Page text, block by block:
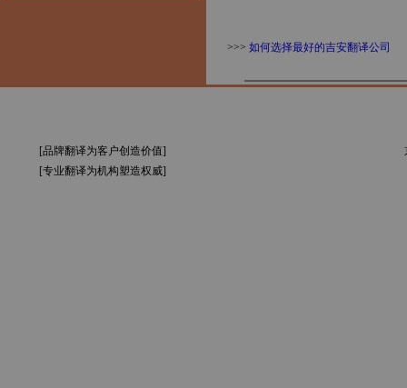
>>> 如何选择最好的吉安翻译公司
[品牌翻译为客户创造价值]
[专业翻译为机构塑造权威]